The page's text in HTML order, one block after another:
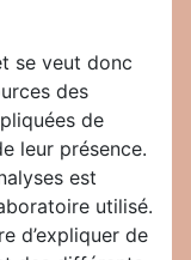
se veut donc
des
de
leur présence.
est
utilisé.
d’expliquer de